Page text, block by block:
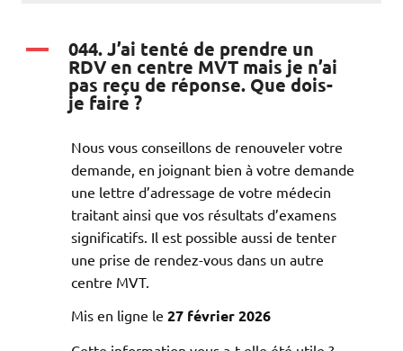
A 044. J’ai tenté de prendre un
RDV en centre MVT mais je n’ai
pas reçu de réponse. Que dois-
je faire ?
Nous vous conseillons de renouveler votre
demande, en joignant bien à votre demande
une lettre d’adressage de votre médecin
traitant ainsi que vos résultats d’examens
significatifs. Il est possible aussi de tenter
une prise de rendez-vous dans un autre
centre MVT.
Mis en ligne le 27 février 2026